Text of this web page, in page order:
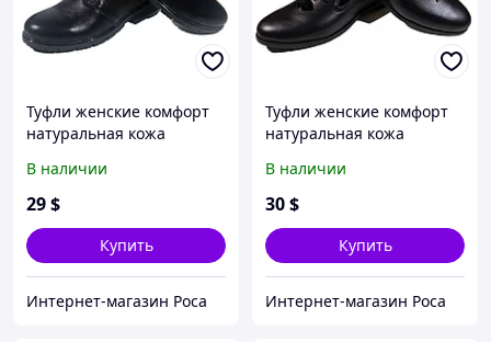
Туфли женские комфорт
натуральная кожа
м-6 )
В наличии
29$
Купить
Интернет-магазин Роса
Туфли женские комфорт
натуральная кожа
39
В наличии
30$
Купить
Интернет-магазин Роса